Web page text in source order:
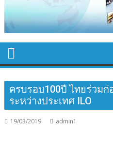
ครบรอบ100ปี ไทยร่วมก่
ระหว่างประเทศ ILO
19/03/2019 admin1